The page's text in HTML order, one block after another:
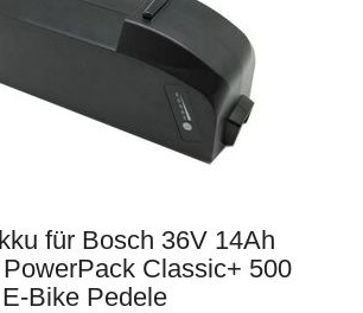
für Bosch 36V 14Ah
Classic+ 500
Bike Pedele